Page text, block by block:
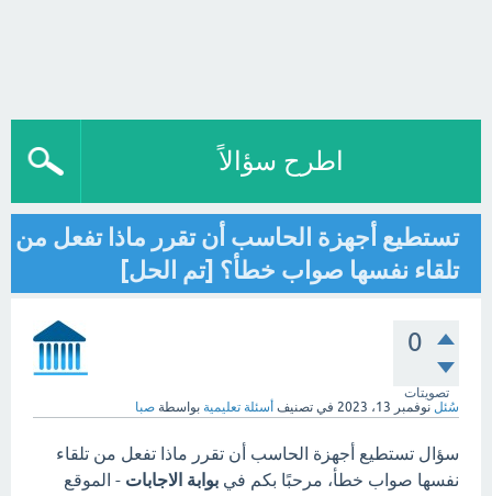
اطرح سؤالاً
تستطيع أجهزة الحاسب أن تقرر ماذا تفعل من
تلقاء نفسها صواب خطأ؟ [تم الحل]
0
تصويتات
سُئل نوفمبر 13، 2023 في تصنيف أسئلة تعليمية بواسطة صبا
سؤال تستطيع أجهزة الحاسب أن تقرر ماذا تفعل من تلقاء
نفسها صواب خطأ، مرحبًا بكم في بوابة الاجابات - الموقع